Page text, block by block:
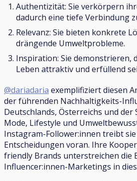
Authentizität: Sie verkörpern
dadurch eine tiefe Verbindung
Relevanz: Sie bieten konkrete
drängende Umweltprobleme.
Inspiration: Sie demonstrieren,
Leben attraktiv und erfüllend
@dariadaria exemplifiziert diesen
der führenden Nachhaltigkeits-
Deutschlands, Österreichs und der
Mode, Lifestyle und
Instagram-Follower:innen treibt
Entscheidungen voran. Ihre
friendly Brands unterstreichen die
Influencer:innen-Marketings in